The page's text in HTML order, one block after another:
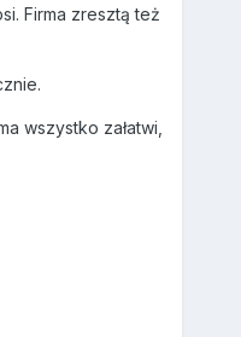
Firma zresztą też
wszystko załatwi,